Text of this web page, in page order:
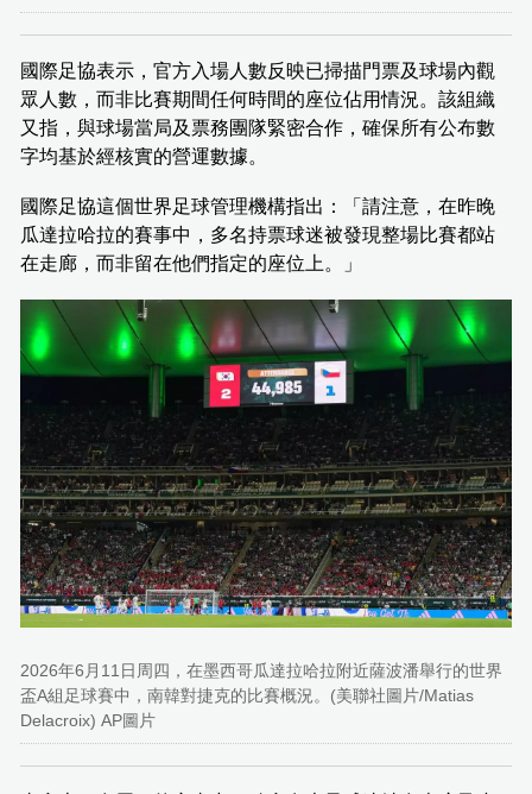
國際足協表示，官方入場人數反映已掃描門票及球場內觀
眾人數，而非比賽期間任何時間的座位佔用情況。該組織
又指，與球場當局及票務團隊緊密合作，確保所有公布數
字均基於經核實的營運數據。
國際足協這個世界足球管理機構指出：「請注意，在昨晚
瓜達拉哈拉的賽事中，多名持票球迷被發現整場比賽都站
在走廊，而非留在他們指定的座位上。」
2026年6月11日周四，在墨西哥瓜達拉哈拉附近薩波潘舉行的世界
盃A組足球賽中，南韓對捷克的比賽概況。(美聯社圖片/Matias
Delacroix) AP圖片